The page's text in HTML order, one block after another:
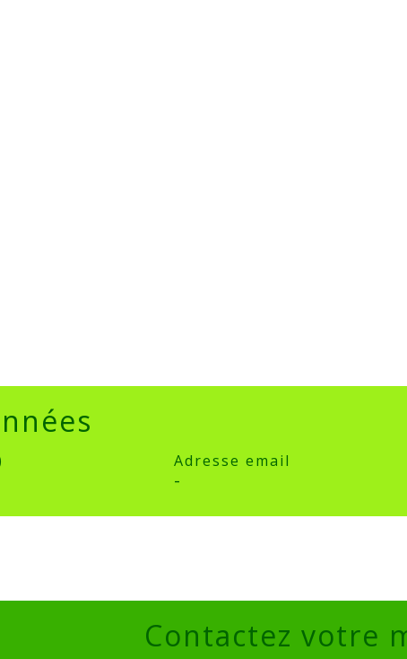
Adresse email
-
Contactez votre